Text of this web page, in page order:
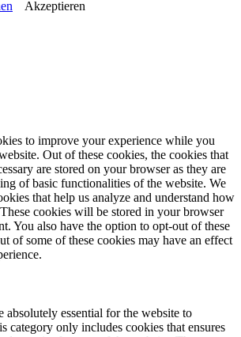
Akzeptieren
to improve your experience while you
Out of these cookies, the cookies that
are stored on your browser as they are
of basic functionalities of the website. We
that help us analyze and understand how
cookies will be stored in your browser
You also have the option to opt-out of these
of some of these cookies may have an effect
absolutely essential for the website to
category only includes cookies that ensures